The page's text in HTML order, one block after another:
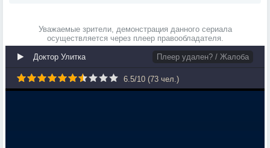
Уважаемые зрители, демонстрация данного сериала
осуществляется через плеер правообладателя.
Доктор Улитка Плеер удален? / Жалоба
6.5/10 (73 чел.)